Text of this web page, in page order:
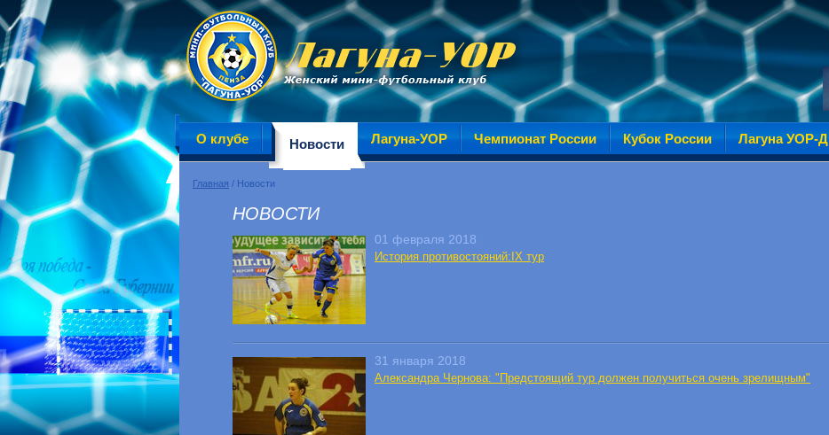
О клубе Новости Лагуна-УОР Чемпионат России Кубок России Лагуна УОР-Д
Главная / Новости
НОВОСТИ
01 февраля 2018
История противостояний:IX тур
31 января 2018
Александра Чернова: "Предстоящий тур должен получиться очень зрелищным"